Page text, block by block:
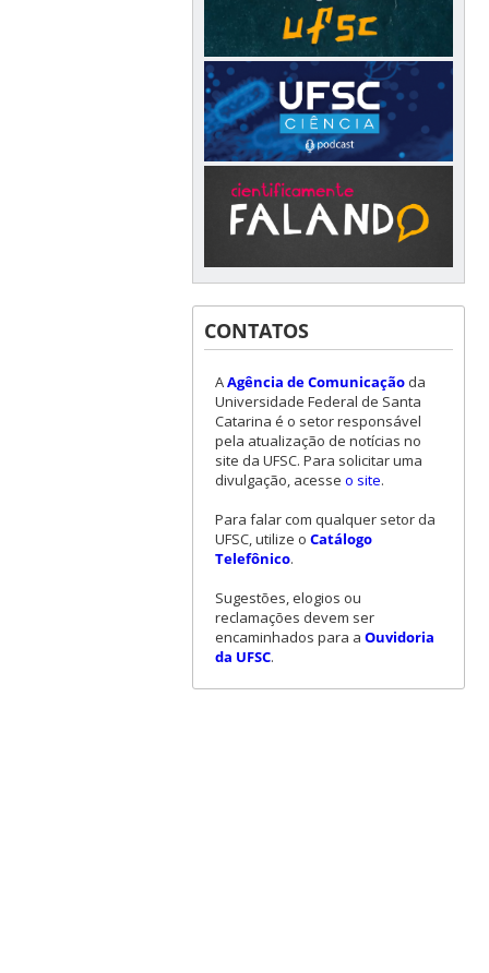
CONTATOS
AAgência de Comunicaçãoda
Universidade Federal de Santa
Catarina é o setor responsável
pela atualização de notícias no
site da UFSC. Para solicitar uma
divulgação, acesse o site.
Para falar com qualquer setor da
UFSC, utilize o Catálogo
Telefônico.
Sugestões, elogios ou
reclamações devem ser
encaminhados para a Ouvidoria
da UFSC.